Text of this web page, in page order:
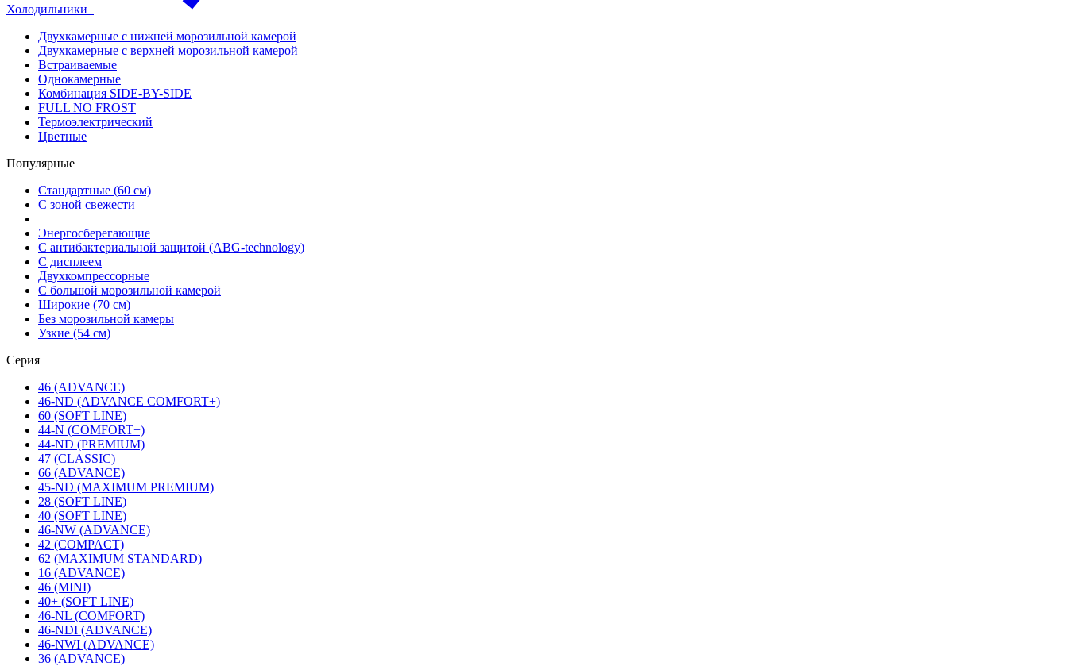
Холодильники
Двухкамерные с нижней морозильной камерой
Двухкамерные с верхней морозильной камерой
Встраиваемые
Однокамерные
Комбинация SIDE-BY-SIDE
FULL NO FROST
Термоэлектрический
Цветные
Популярные
Стандартные (60 см)
С зоной свежести
Энергосберегающие
С антибактериальной защитой (ABG-technology)
С дисплеем
Двухкомпрессорные
С большой морозильной камерой
Широкие (70 см)
Без морозильной камеры
Узкие (54 см)
Серия
46 (ADVANCE)
46-ND (ADVANCE COMFORT+)
60 (SOFT LINE)
44-N (COMFORT+)
44-ND (PREMIUM)
47 (CLASSIC)
66 (ADVANCE)
45-ND (MAXIMUM PREMIUM)
28 (SOFT LINE)
40 (SOFT LINE)
46-NW (ADVANCE)
42 (COMPACT)
62 (MAXIMUM STANDARD)
16 (ADVANCE)
46 (MINI)
40+ (SOFT LINE)
46-NL (COMFORT)
46-NDI (ADVANCE)
46-NWI (ADVANCE)
36 (ADVANCE)